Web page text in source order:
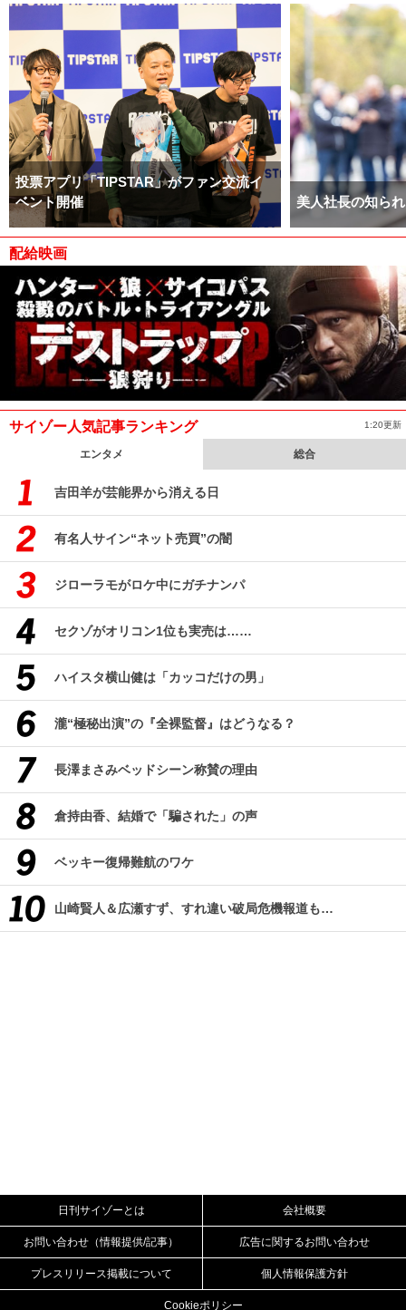
投票アプリ「TIPSTAR」がファン交流イ
ベント開催
美人社長の知ら
配給映画
サイゾー人気記事ランキング 1:20更新
エンタメ 総合
吉田羊が芸能界から消える日
有名人サイン“ネット売買”の闇
ジローラモがロケ中にガチナンパ
セクゾがオリコン1位も実売は……
ハイスタ横山健は「カッコだけの男」
瀧“極秘出演”の『全裸監督』はどうなる？
長澤まさみベッドシーン称賛の理由
倉持由香、結婚で「騙された」の声
ベッキー復帰難航のワケ
山崎賢人＆広瀬すず、すれ違い破局危機報道も…
日刊サイゾーとは 会社概要
お問い合わせ（情報提供/記事） 広告に関するお問い合わせ
プレスリリース掲載について 個人情報保護方針
Cookieポリシー